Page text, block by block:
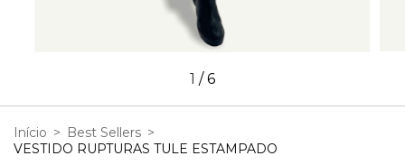
1 /6
Início > Best Sellers >
VESTIDO RUPTURAS TULE ESTAMPADO